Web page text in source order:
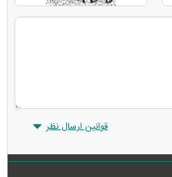
قوانین ارسال نظر